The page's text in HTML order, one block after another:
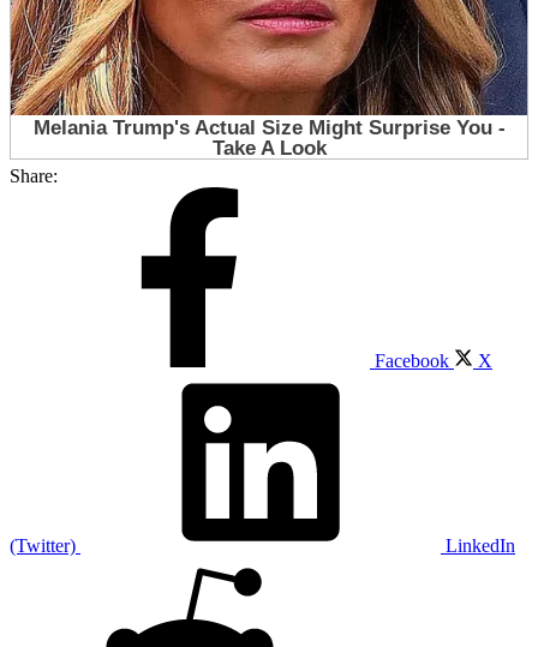
Share:
Facebook X
(Twitter) LinkedIn